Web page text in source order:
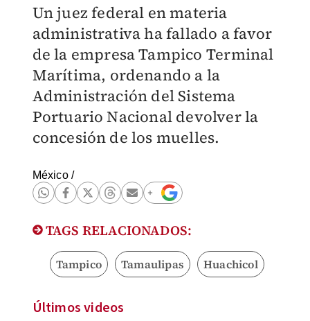
Un juez federal en materia
administrativa ha fallado a favor
de la empresa Tampico Terminal
Marítima, ordenando a la
Administración del Sistema
Portuario Nacional devolver la
concesión de los muelles.
México/
TAGS RELACIONADOS:
Tampico Tamaulipas Huachicol
Últimos videos